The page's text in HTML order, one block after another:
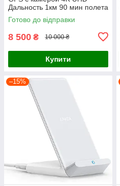
Дальность 1км 90 мин полета
Готово до відправки
8 500 ₴ 10 000 ₴
Купити
–15%